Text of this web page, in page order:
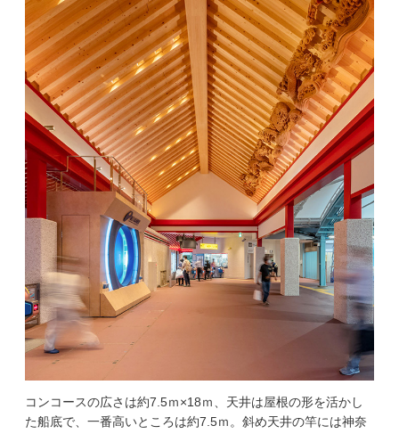
コンコースの広さは約7.5ｍ×18ｍ、天井は屋根の形を活かし
た船底で、一番高いところは約7.5ｍ。斜め天井の竿には神奈